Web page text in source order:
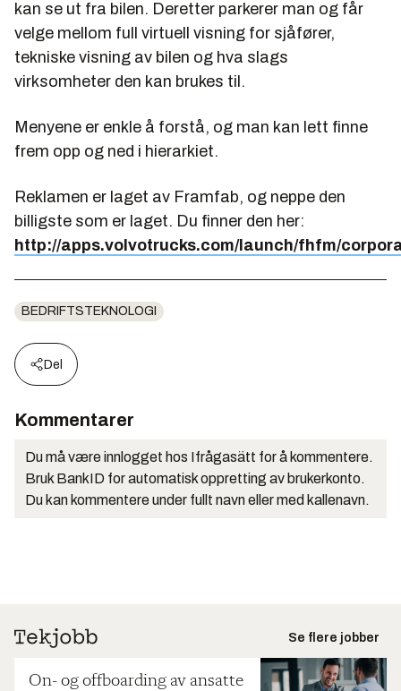
kan se ut fra bilen. Deretter parkerer man og får
velge mellom full virtuell visning for sjåfører,
tekniske visning av bilen og hva slags
virksomheter den kan brukes til.
Menyene er enkle å forstå, og man kan lett finne
frem opp og ned i hierarkiet.
Reklamen er laget av Framfab, og neppe den
billigste som er laget. Du finner den her:
http://apps.volvotrucks.com/launch/fhfm/
BEDRIFTSTEKNOLOGI
Del
Kommentarer
Du må være innlogget hos Ifrågasätt for å kommentere.
Bruk BankID for automatisk oppretting av brukerkonto.
Du kan kommentere under fullt navn eller med kallenavn.
Se flere jobber
On- og offboarding av ansatte